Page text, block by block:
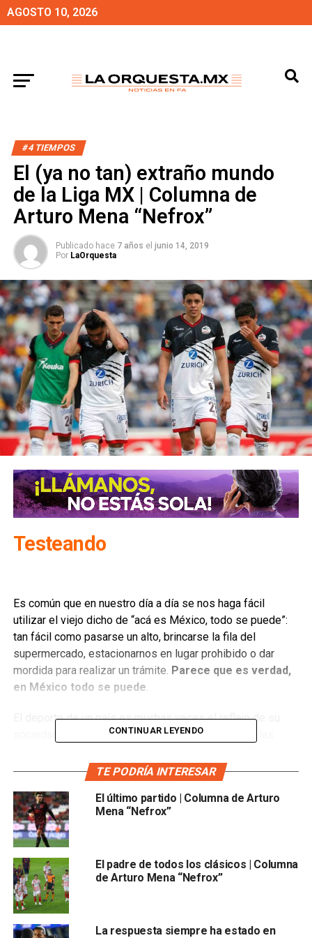
AGOSTO 10, 2026
#4 TIEMPOS
El (ya no tan) extraño mundo
de la Liga MX | Columna de
Arturo Mena “Nefrox”
Publicado hace 7 años el junio 14, 2019
Por LaOrquesta
Testeando
Es común que en nuestro día a día se nos haga fácil
utilizar el viejo dicho de “acá es México, todo se puede”:
tan fácil como pasarse un alto, brincarse la fila del
supermercado, estacionarnos en lugar prohibido o dar
mordida para realizar un trámite. Parece que es verdad,
en México todo se puede.
El deporte de un país es muchas veces el reflejo de su
sociedad, un deportista representa muchas veces las
el deporte más popular en prácticamente todo el territorio
Esta semana volvimos a vivir días de incertidumbre para
algunas aficiones, mientras en Puebla, algunos (muy
pocos) aficionados de
en Ciudad Juárez los (muchos) aficionados a los Bravos
ansiaban que se oficializara su “ascenso”.
Y así fue: el pasado martes se dio el banderazo de algo
que aunque ya se había visto en el futbol de primera, se
CONTINUAR LEYENDO
TE PODRÍA INTERESAR
El último partido | Columna de Arturo
Mena “Nefrox”
El padre de todos los clásicos | Columna
de Arturo Mena “Nefrox”
La respuesta siempre ha estado en